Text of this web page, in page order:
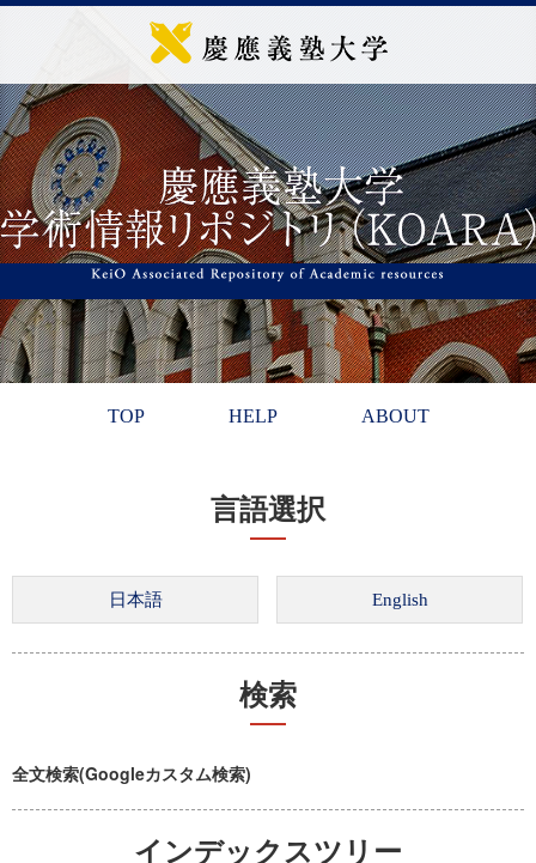
TOP HELP ABOUT
言語選択
検索
全文検索(Googleカスタム検索)
インデックスツリー